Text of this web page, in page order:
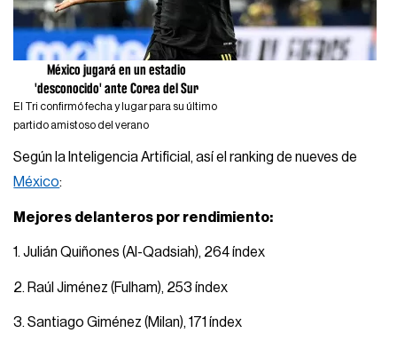
México jugará en un estadio
'desconocido' ante Corea del Sur
El Tri confirmó fecha y lugar para su último
partido amistoso del verano
Según la Inteligencia Artificial, así el ranking de nueves de
México:
Mejores delanteros por rendimiento:
1. Julián Quiñones (Al-Qadsiah), 264 índex
2. Raúl Jiménez (Fulham), 253 índex
3. Santiago Giménez (Milan), 171 índex